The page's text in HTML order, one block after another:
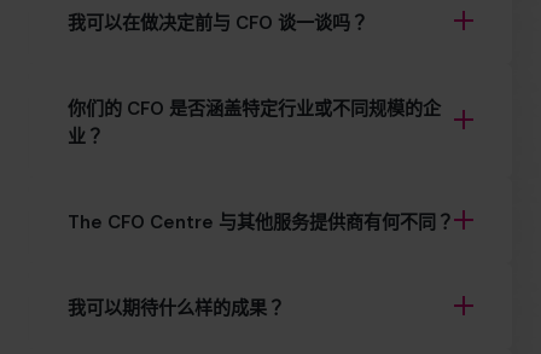
我可以在做决定前与 CFO 谈一谈吗？
你们的 CFO 是否涵盖特定行业或不同规模的企
业？
The CFO Centre 与其他服务提供商有何不同？
我可以期待什么样的成果？